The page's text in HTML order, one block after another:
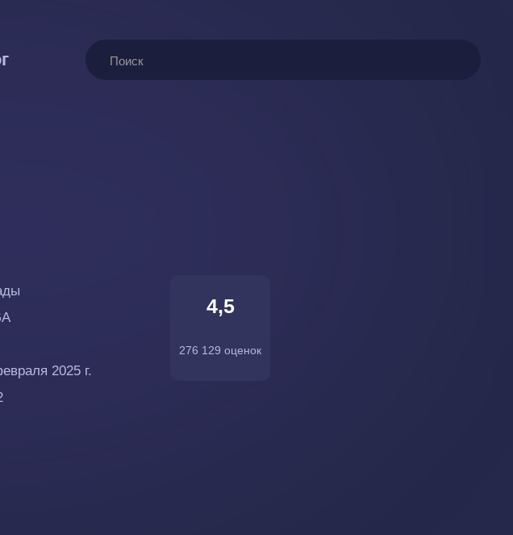
Поиск
2025 г.
4,5
276 129 оценок